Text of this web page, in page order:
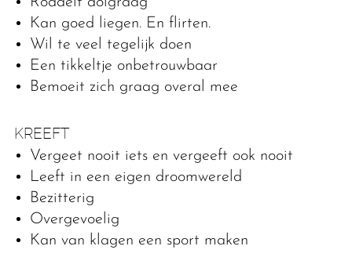
Kan goed liegen. En flirten.
Wil te veel tegelijk doen
Een tikkeltje onbetrouwbaar
Bemoeit zich graag overal mee
KREEFT
Vergeet nooit iets en vergeeft ook nooit
Leeft in een eigen droomwereld
Bezitterig
Overgevoelig
Kan van klagen een sport maken